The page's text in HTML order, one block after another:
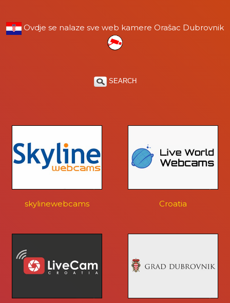
Ovdje se nalaze sve web kamere Orašac Dubrovnik
SEARCH
skylinewebcams Croatia